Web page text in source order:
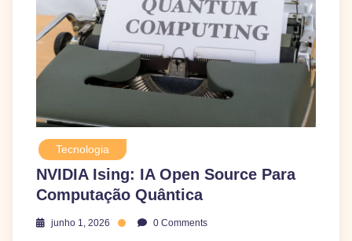
Tecnologia
NVIDIA Ising: IA Open Source Para
Computação Quântica
junho 1, 2026 0 Comments